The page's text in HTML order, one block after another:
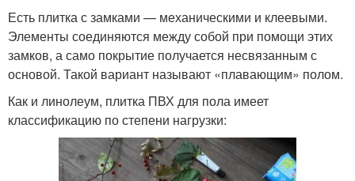
Есть плитка с замками — механическими и клеевыми.
Элементы соединяются между собой при помощи этих
замков, а само покрытие получается несвязанным с
основой. Такой вариант называют «плавающим» полом.
Как и линолеум, плитка ПВХ для пола имеет
классификацию по степени нагрузки: